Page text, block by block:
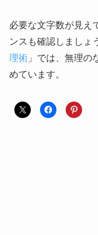
必要な文字数が見え
ンスも確認しましょ
理術」では、無理の
めています。